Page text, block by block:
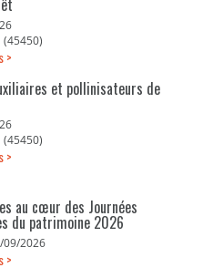
(45450)
>
et pollinisateurs de
(45450)
>
au cœur des Journées
du patrimoine 2026
09/2026
>